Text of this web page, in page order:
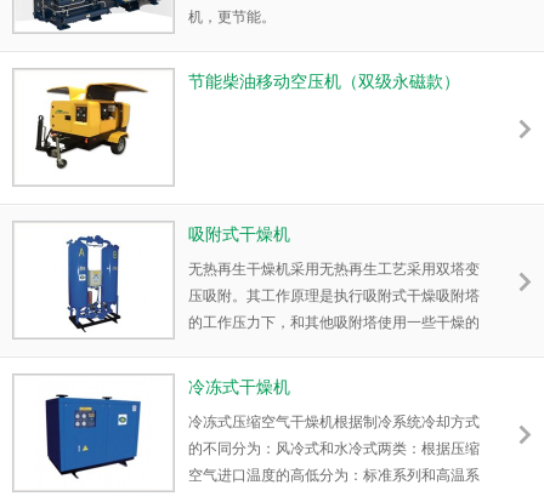
机，更节能。
节能柴油移动空压机（双级永磁款）
吸附式干燥机
无热再生干燥机采用无热再生工艺采用双塔变
压吸附。其工作原理是执行吸附式干燥吸附塔
的工作压力下，和其他吸附塔使用一些干燥的
体，然后执行在一个固定的开关时间的双塔切
冷冻式干燥机
冷冻式压缩空气干燥机根据制冷系统冷却方式
的不同分为：风冷式和水冷式两类：根据压缩
空气进口温度的高低分为：标准系列和高温系